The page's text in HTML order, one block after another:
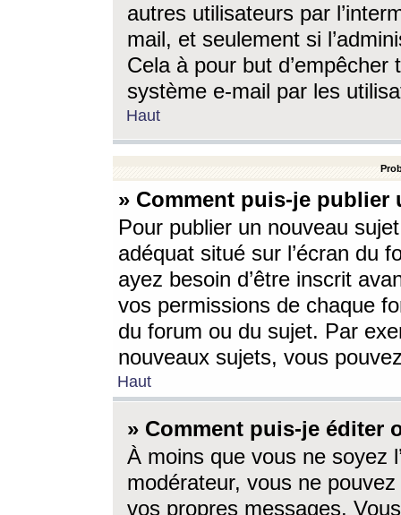
autres utilisateurs par
mail, et seulement si
Cela à pour but
système e-mail par les
Haut
» Comment puis-je
Pour publier un nouveau
adéquat situé sur l’écran du
ayez besoin d’être inscrit
vos permissions de chaque
du forum ou du sujet. Par
nouveaux sujets, vous
Haut
» Comment puis-je éditer
À moins que vous ne soyez
modérateur, vous ne
vos propres messages.